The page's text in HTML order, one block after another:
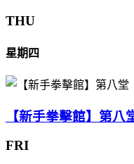
THU
星期四
【新手拳擊館】第
FRI